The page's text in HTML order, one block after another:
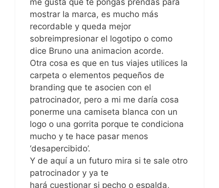
me gusta que te pongas prendas para
mostrar la marca, es mucho más
recordable y queda mejor
sobreimpresionar el logotipo o como
dice Bruno una animacion acorde.
Otra cosa es que en tus viajes utilices la
carpeta o elementos pequeños de
branding que te asocien con el
patrocinador, pero a mi me daría cosa
ponerme una camiseta blanca con un
logo o una gorrita porque te condiciona
mucho y te hace pasar menos
‘desapercibido’.
Y de aquí a un futuro mira si te sale otro
patrocinador y ya te
hará cuestionar si pecho o espalda,